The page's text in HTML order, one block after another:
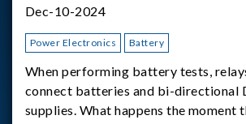
Dec-10-2024
Power Electronics Battery
When performing battery tests,
connect batteries and bi-directional
supplies. What happens the moment